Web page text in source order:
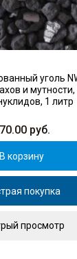
уголь
и мутности,
1 литр
руб.
В корзину
покупка
просмотр